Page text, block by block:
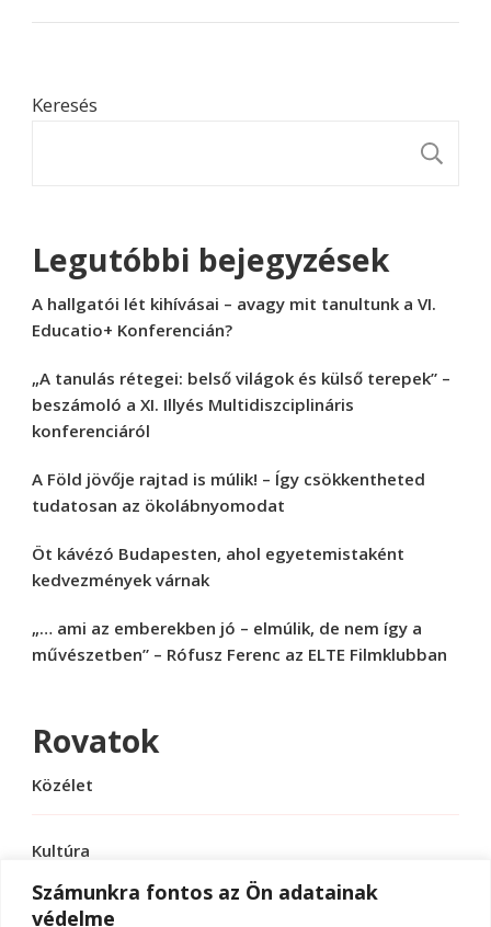
Számunkra fontos az Ön adatainak
védelme
Keresés
Legutóbbi bejegyzések
A hallgatói lét kihívásai – avagy mit tanultunk a VI.
Educatio+ Konferencián?
„A tanulás rétegei: belső világok és külső terepek” –
beszámoló a XI. Illyés Multidiszciplináris
konferenciáról
A Föld jövője rajtad is múlik! – Így csökkentheted
tudatosan az ökolábnyomodat
Öt kávézó Budapesten, ahol egyetemistaként
kedvezmények várnak
„… ami az emberekben jó – elmúlik, de nem így a
művészetben” – Rófusz Ferenc az ELTE Filmklubban
Rovatok
Közélet
Kultúra
Sport